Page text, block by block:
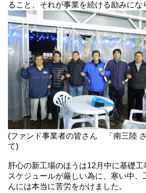
ること、それが事業を続ける励みにな
(ファンド事業者の皆さん 「南三陸
て)
肝心の新工場のほうは12月中に基礎工
スケジュールが厳しい為に、寒い中、
んには本当に苦労をかけました。